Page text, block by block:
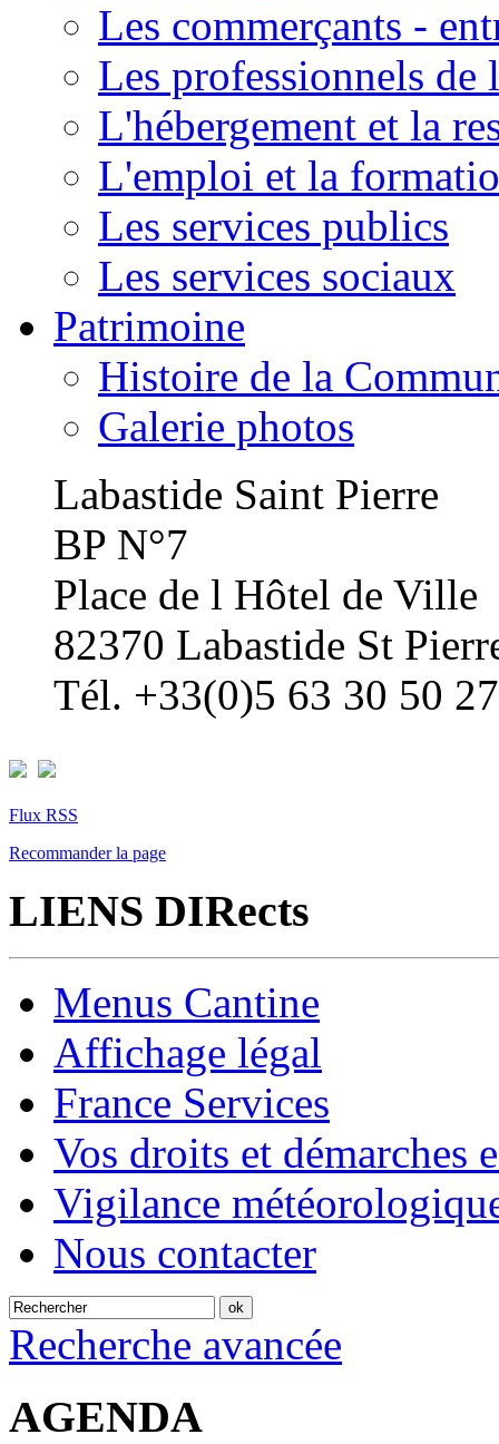
Les commerçants -
Les professionnels de
L'hébergement et la
L'emploi et la
Les services publics
Les services sociaux
Patrimoine
Histoire de la
Galerie photos
Labastide Saint Pierre
BP N°7
Place de l Hôtel de Ville
82370 Labastide St
Tél. +33(0)5 63 30 50 27
Flux RSS
Recommander la page
LIENS DIRects
Menus Cantine
Affichage légal
France Services
Vos droits et démarches
Vigilance
Nous contacter
Recherche avancée
AGENDA